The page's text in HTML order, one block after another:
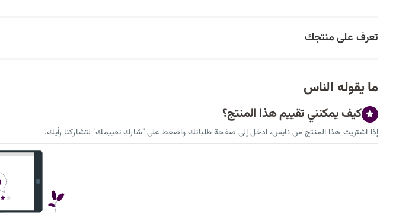
تعرف على منتجك
ما يقوله الناس
كيف يمكنني تقييم هذا المنتج؟
إذا اشتريت هذا المنتج من نايس، ادخل إلى صفحة طلباتك واضغط على "شارك تقييمك" لتشاركنا رأيك.